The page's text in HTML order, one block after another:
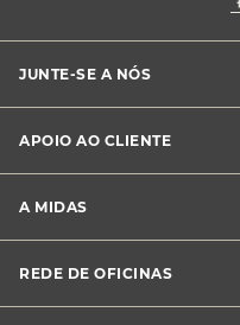
JUNTE-SE A NÓS
Franchising Midas
APOIO AO CLIENTE
Livro de Reclamações
Canal de Denúncias
Perguntas Frequentes
A MIDAS
Sustentabilidade
Notícias Midas
REDE DE OFICINAS